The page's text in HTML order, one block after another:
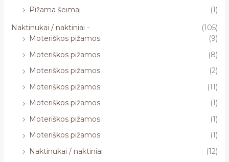
Pižama šeimai
(1)
Naktinukai / naktiniai -
(105)
Moteriškos pižamos
(9)
Moteriškos pižamos
(8)
Moteriškos pižamos
(2)
Moteriškos pižamos
(11)
Moteriškos pižamos
(1)
Moteriškos pižamos
(1)
Moteriškos pižamos
(1)
Naktinukai / naktiniai
(12)